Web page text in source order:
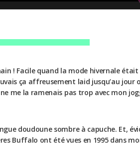
! Facile quand la mode hivernale
ça affreusement laid jusqu’au jour
ne me la ramenais pas trop avec mon
doudoune sombre à capuche. Et,
Buffalo ont été vues en 1995 dans